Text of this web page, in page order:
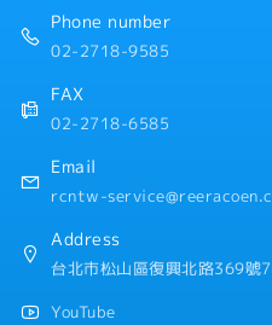
・交通津貼
Phone number
02-2718-9585
FAX
02-2718-6585
Email
rcntw-
Address
台北市松山區復興北路369號
YouTube